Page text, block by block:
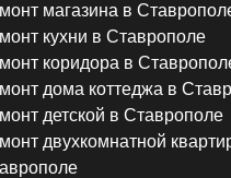
магазина в
кухни в Ставрополе
коридора в
дома коттеджа в
детской в Ставрополе
двухкомнатной